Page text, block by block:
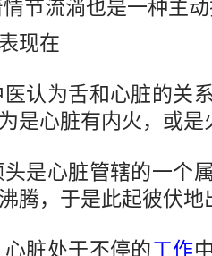
节流淌也是一种主
现在
医认为舌和心脏的关
是心脏有内火，或是
头是心脏管辖的一个
腾，于是此起彼伏地
心脏处于不停的工作